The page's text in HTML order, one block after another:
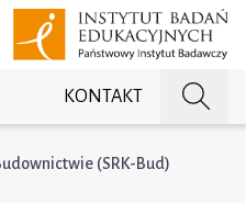
KONTAKT
(SRK-Bud)